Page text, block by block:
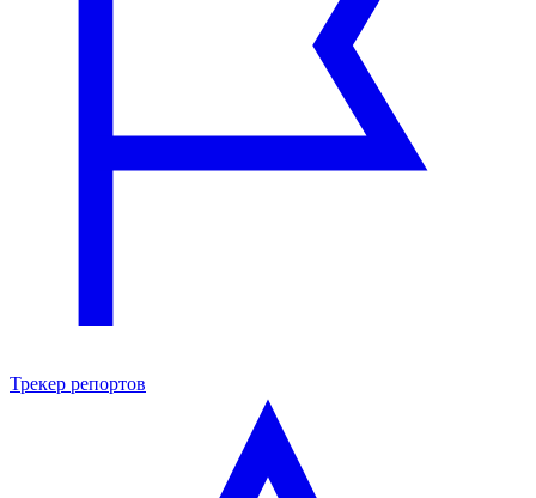
Трекер репортов